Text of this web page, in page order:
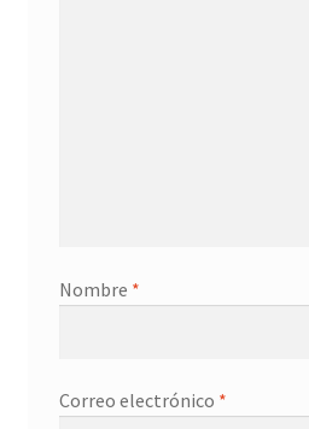
Nombre *
Correo electrónico *